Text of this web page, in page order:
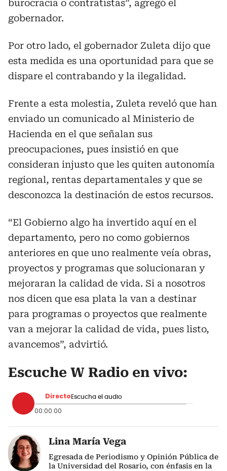
burocracia o contratistas”, agregó el
gobernador.
Por otro lado, el gobernador Zuleta dijo que
esta medida es una oportunidad para que se
dispare el contrabando y la ilegalidad.
Frente a esta molestia, Zuleta reveló que han
enviado un comunicado al Ministerio de
Hacienda en el que señalan sus
preocupaciones, pues insistió en que
consideran injusto que les quiten autonomía
regional, rentas departamentales y que se
desconozca la destinación de estos recursos.
“El Gobierno algo ha invertido aquí en el
departamento, pero no como gobiernos
anteriores en que uno realmente veía obras,
proyectos y programas que solucionaran y
mejoraran la calidad de vida. Si a nosotros
nos dicen que esa plata la van a destinar
para programas o proyectos que realmente
van a mejorar la calidad de vida, pues listo,
avancemos”, advirtió.
Escuche W Radio en vivo:
Directo Escucha el audio
00:00:00
Lina María Vega
Egresada de Periodismo y Opinión Pública de
la Universidad del Rosario, con énfasis en la